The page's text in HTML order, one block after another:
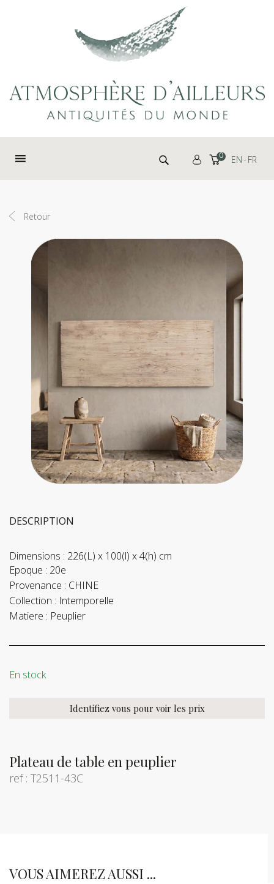
Rechercher : 0 EN FR
Retour
Plateau de table en peuplier
ref : T2511-43C
DESCRIPTION
Dimensions : 226(L) x 100(l) x 4(h) cm
Epoque : 20e
Provenance : CHINE
Collection : Intemporelle
Matiere : Peuplier
En stock
Identifiez vous pour voir les prix
VOUS AIMEREZ AUSSI ...